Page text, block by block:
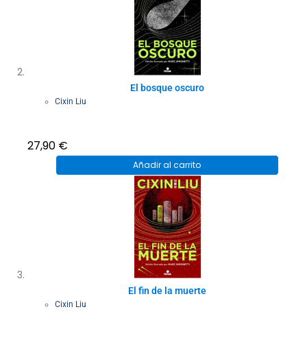
El bosque oscuro
Cixin Liu
27,90 €
Añadir al carrito
El fin de la muerte
Cixin Liu